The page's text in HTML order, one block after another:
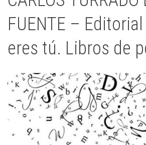
FUENTE –
eres tú. Libros de